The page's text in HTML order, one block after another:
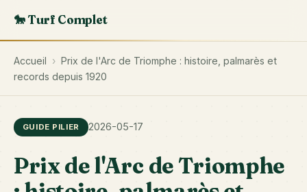
🐎 Turf Complet
Accueil › Prix de l'Arc de Triomphe : histoire, palmarès et
records depuis 1920
GUIDE PILIER 2026-05-17
Prix de l'Arc de Triomphe